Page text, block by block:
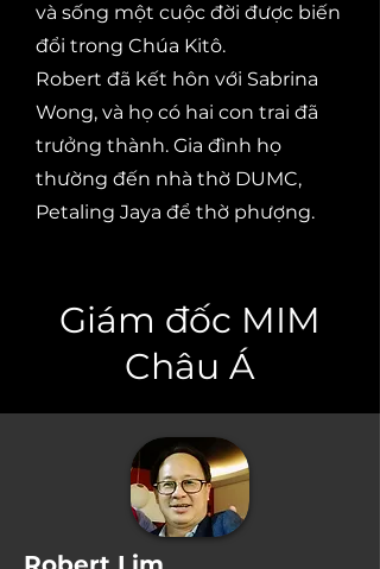
và sống một cuộc đời được biến
đổi trong Chúa Kitô.
Robert đã kết hôn với Sabrina
Wong, và họ có hai con trai đã
trưởng thành. Gia đình họ
thường đến nhà thờ DUMC,
Petaling Jaya để thờ phượng.
Giám đốc MIM
Châu Á